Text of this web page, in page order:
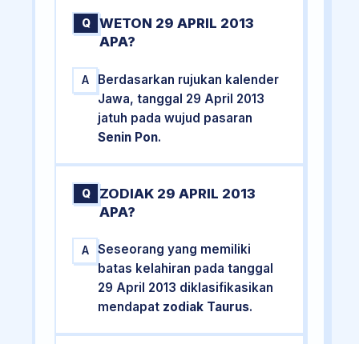
Q
WETON 29 APRIL 2013
APA?
A
Berdasarkan rujukan kalender
Jawa, tanggal 29 April 2013
jatuh pada wujud pasaran
Senin Pon.
Q
ZODIAK 29 APRIL 2013
APA?
A
Seseorang yang memiliki
batas kelahiran pada tanggal
29 April 2013 diklasifikasikan
mendapat zodiak Taurus.